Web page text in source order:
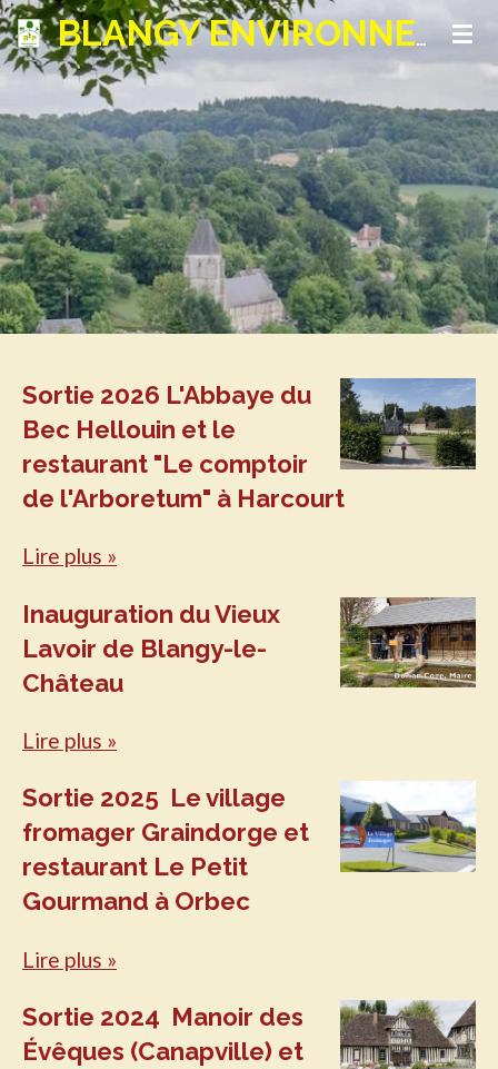
Passer
au
contenu
principal
BLANGY ENVIRONNEMENT ET PATRIMOINE
Sortie 2026 L'Abbaye du
Bec Hellouin et le
restaurant "Le comptoir
de l'Arboretum" à Harcourt
Lire plus »
Inauguration du Vieux
Lavoir de Blangy-le-
Château
Lire plus »
Sortie 2025 Le village
fromager Graindorge et
restaurant Le Petit
Gourmand à Orbec
Lire plus »
Sortie 2024 Manoir des
Évêques (Canapville) et